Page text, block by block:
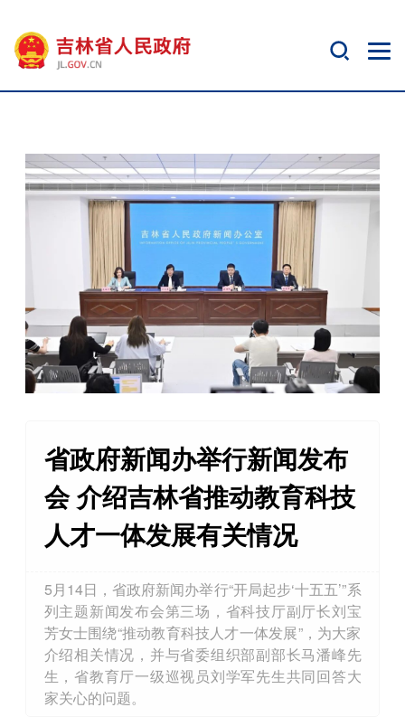
省政府新闻办举行新闻发布
会 介绍吉林省推动教育科技
人才一体发展有关情况
5月14日，省政府新闻办举行“开局起步‘十五五’”​系
列主题新闻发布会第三场，省科技厅副厅长刘宝
芳女士围绕“推动教育科技人才一体发展”，为大家
介绍相关情况，并与省委组织部副部长马潘峰先
生，省教育厅一级巡视员刘学军先生共同回答大
家关心的问题。